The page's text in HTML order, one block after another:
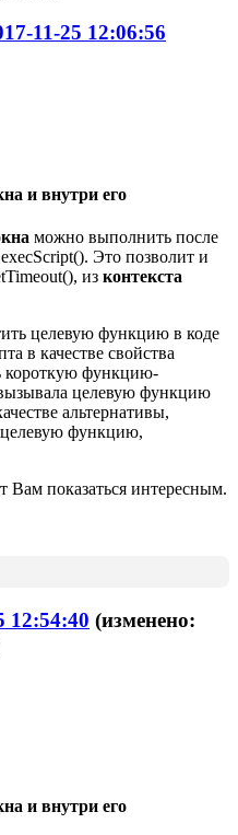
11-25 12:06:56
и внутри его
можно выполнить после
Это позволит и
из контекста
целевую функцию в коде
в качестве свойства
короткую функцию-
целевую функцию
альтернативы,
целевую функцию,
Вам показаться интересным.
12:54:40 (изменено:
и внутри его